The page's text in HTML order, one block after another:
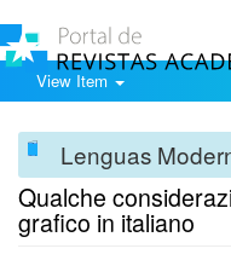
View Item
Lenguas
Qualche
grafico in italiano